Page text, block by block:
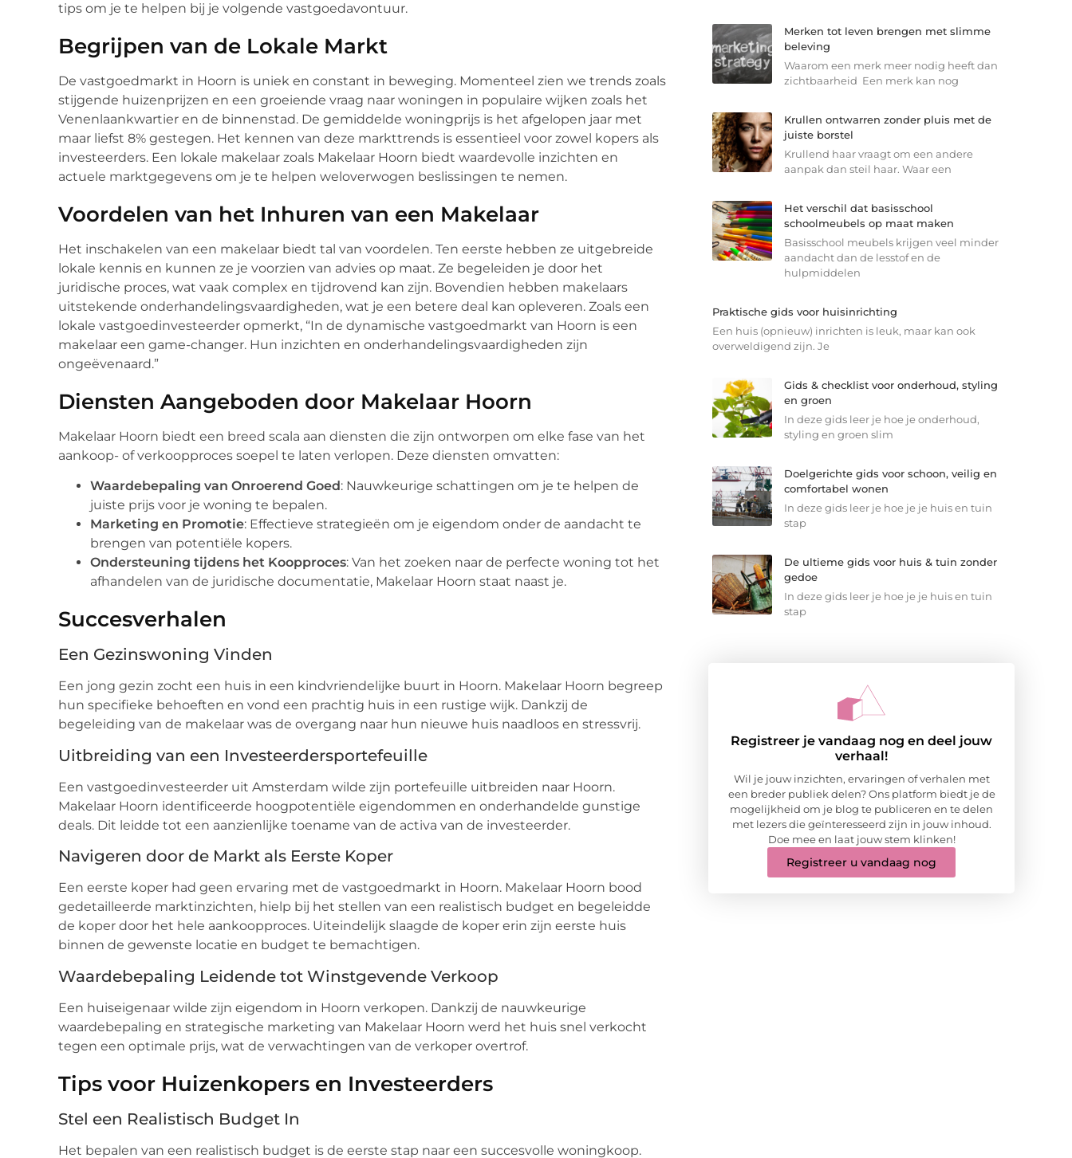
tips om je te helpen bij je volgende vastgoedavontuur.
Begrijpen van de Lokale Markt
De vastgoedmarkt in Hoorn is uniek en constant in beweging. Momenteel zien we trends zoals
stijgende huizenprijzen en een groeiende vraag naar woningen in populaire wijken zoals het
Venenlaankwartier en de binnenstad. De gemiddelde woningprijs is het afgelopen jaar met
maar liefst 8% gestegen. Het kennen van deze markttrends is essentieel voor zowel kopers als
investeerders. Een lokale makelaar zoals Makelaar Hoorn biedt waardevolle inzichten en
actuele marktgegevens om je te helpen weloverwogen beslissingen te nemen.
Voordelen van het Inhuren van een Makelaar
Het inschakelen van een makelaar biedt tal van voordelen. Ten eerste hebben ze uitgebreide
lokale kennis en kunnen ze je voorzien van advies op maat. Ze begeleiden je door het
juridische proces, wat vaak complex en tijdrovend kan zijn. Bovendien hebben makelaars
uitstekende onderhandelingsvaardigheden, wat je een betere deal kan opleveren. Zoals een
lokale vastgoedinvesteerder opmerkt, “In de dynamische vastgoedmarkt van Hoorn is een
makelaar een game-changer. Hun inzichten en onderhandelingsvaardigheden zijn
ongeëvenaard.”
Diensten Aangeboden door Makelaar Hoorn
Makelaar Hoorn biedt een breed scala aan diensten die zijn ontworpen om elke fase van het
aankoop- of verkoopproces soepel te laten verlopen. Deze diensten omvatten:
Waardebepaling van Onroerend Goed : Nauwkeurige schattingen om je te helpen de
juiste prijs voor je woning te bepalen.
Marketing en Promotie: Effectieve strategieën om je eigendom onder de aandacht te
brengen van potentiële kopers.
Ondersteuning tijdens het Koopproces: Van het zoeken naar de perfecte woning tot het
afhandelen van de juridische documentatie, Makelaar Hoorn staat naast je.
Succesverhalen
Een Gezinswoning Vinden
Een jong gezin zocht een huis in een kindvriendelijke buurt in Hoorn. Makelaar Hoorn begreep
hun specifieke behoeften en vond een prachtig huis in een rustige wijk. Dankzij de
begeleiding van de makelaar was de overgang naar hun nieuwe huis naadloos en stressvrij.
Uitbreiding van een Investeerdersportefeuille
Een vastgoedinvesteerder uit Amsterdam wilde zijn portefeuille uitbreiden naar Hoorn.
Makelaar Hoorn identificeerde hoogpotentiële eigendommen en onderhandelde gunstige
deals. Dit leidde tot een aanzienlijke toename van de activa van de investeerder.
Navigeren door de Markt als Eerste Koper
Een eerste koper had geen ervaring met de vastgoedmarkt in Hoorn. Makelaar Hoorn bood
gedetailleerde marktinzichten, hielp bij het stellen van een realistisch budget en begeleidde
de koper door het hele aankoopproces. Uiteindelijk slaagde de koper erin zijn eerste huis
binnen de gewenste locatie en budget te bemachtigen.
Waardebepaling Leidende tot Winstgevende Verkoop
Een huiseigenaar wilde zijn eigendom in Hoorn verkopen. Dankzij de nauwkeurige
waardebepaling en strategische marketing van Makelaar Hoorn werd het huis snel verkocht
tegen een optimale prijs, wat de verwachtingen van de verkoper overtrof.
Tips voor Huizenkopers en Investeerders
Stel een Realistisch Budget In
Het bepalen van een realistisch budget is de eerste stap naar een succesvolle woningkoop.
Merken tot leven brengen met slimme
beleving
Waarom een merk meer nodig heeft dan
zichtbaarheid Een merk kan nog
Krullen ontwarren zonder pluis met de
juiste borstel
Krullend haar vraagt om een andere
aanpak dan steil haar. Waar een
Het verschil dat basisschool
schoolmeubels op maat maken
Basisschool meubels krijgen veel minder
aandacht dan de lesstof en de
hulpmiddelen
Praktische gids voor huisinrichting
Een huis (opnieuw) inrichten is leuk, maar kan ook
overweldigend zijn. Je
Gids & checklist voor onderhoud, styling
en groen
In deze gids leer je hoe je onderhoud,
styling en groen slim
Doelgerichte gids voor schoon, veilig en
comfortabel wonen
In deze gids leer je hoe je je huis en tuin
stap
De ultieme gids voor huis & tuin zonder
gedoe
In deze gids leer je hoe je je huis en tuin
stap
Registreer je vandaag nog en deel jouw
verhaal!
Wil je jouw inzichten, ervaringen of verhalen met
een breder publiek delen? Ons platform biedt je de
mogelijkheid om je blog te publiceren en te delen
met lezers die geïnteresseerd zijn in jouw inhoud.
Doe mee en laat jouw stem klinken!
Registreer u vandaag nog